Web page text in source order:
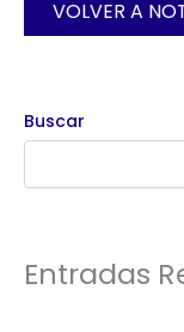
VOLVER A
Buscar
Entradas